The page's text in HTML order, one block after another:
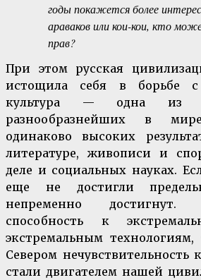
годы покажется более
араваков или кои-кои, кто
прав?
При этом русская
истощила себя в борьбе
культура — одна из
разнообразнейших в
одинаково высоких
литературе, живописи и
деле и социальных науках.
еще не достигли
непременно
способность к
экстремальным
Севером нечувствительность
стали двигателем нашей